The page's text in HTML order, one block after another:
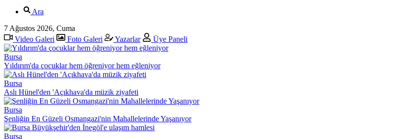
Ara
7 Ağustos 2026, Cuma
Video Galeri
Foto Galeri Yazarlar Üye Paneli
Bursa
Yıldırım'da çocuklar hem öğreniyor hem eğleniyor
Bursa
Aslı Hünel'den 'Açıkhava'da müzik ziyafeti
Bursa
Şenliğin En Güzeli Osmangazi'nin Mahallelerinde Yaşanıyor
Bursa